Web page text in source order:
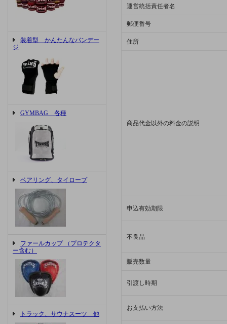
装着型 かんたんなバンデー
ジ
GYMBAG 各種
ベアリング、タイロープ
ファールカップ （プロテクタ
ー含む）
トラック、サウナスーツ 他
運営統括責任者名
郵便番号
住所
商品代金以外の料金の説明
申込有効期限
不良品
販売数量
引渡し時期
お支払い方法